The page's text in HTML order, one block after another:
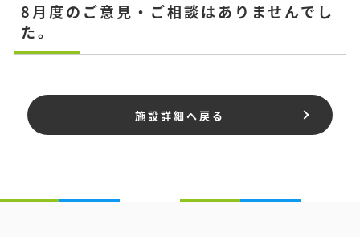
8月度のご意見・ご相談はありませんでし
た。
施設詳細へ戻る